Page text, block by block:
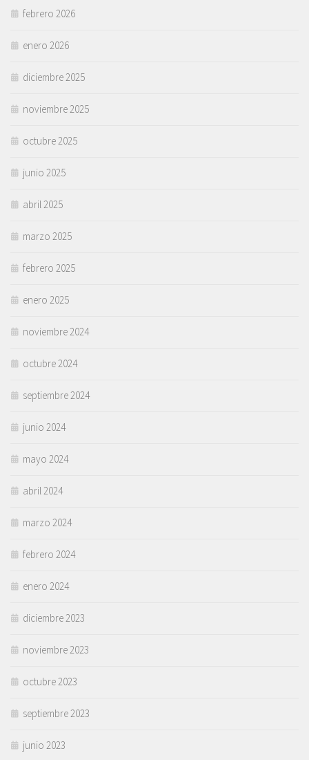
febrero 2026
enero 2026
diciembre 2025
noviembre 2025
octubre 2025
junio 2025
abril 2025
marzo 2025
febrero 2025
enero 2025
noviembre 2024
octubre 2024
septiembre 2024
junio 2024
mayo 2024
abril 2024
marzo 2024
febrero 2024
enero 2024
diciembre 2023
noviembre 2023
octubre 2023
septiembre 2023
junio 2023